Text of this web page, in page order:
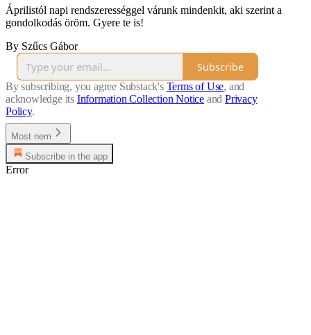
Áprilistól napi rendszerességgel várunk mindenkit, aki szerint a
gondolkodás öröm. Gyere te is!
By Szűcs Gábor
Subscribe
By subscribing, you agree Substack's Terms of Use, and
acknowledge its Information Collection Notice and Privacy
Policy.
Most nem
Subscribe in the app
Error